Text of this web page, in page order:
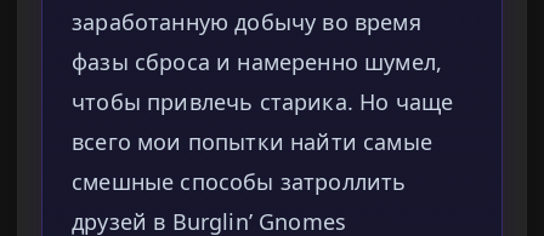
заработанную добычу во время
фазы сброса и намеренно шумел,
чтобы привлечь старика. Но чаще
всего мои попытки найти самые
смешные способы затроллить
друзей в Burglin’ Gnomes